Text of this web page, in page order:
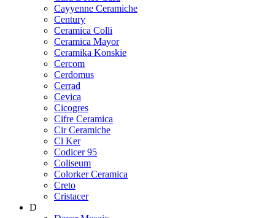
Cayyenne Ceramiche
Century
Ceramica Colli
Ceramica Mayor
Ceramika Konskie
Cercom
Cerdomus
Cerrad
Cevica
Cicogres
Cifre Ceramica
Cir Ceramiche
Cl Ker
Codicer 95
Coliseum
Colorker Ceramica
Creto
Cristacer
D